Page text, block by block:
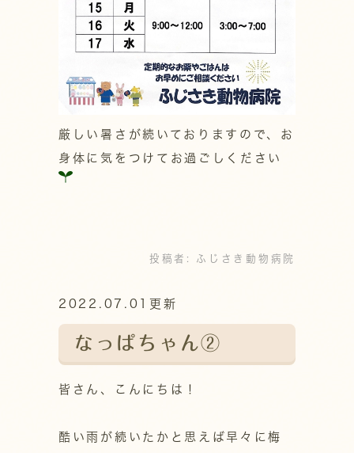
厳しい暑さが続いておりますので、お
身体に気をつけてお過ごしください
投稿者: ふじさき動物病院
2022.07.01更新
なっぱちゃん②
皆さん、こんにちは！
酷い雨が続いたかと思えば早々に梅